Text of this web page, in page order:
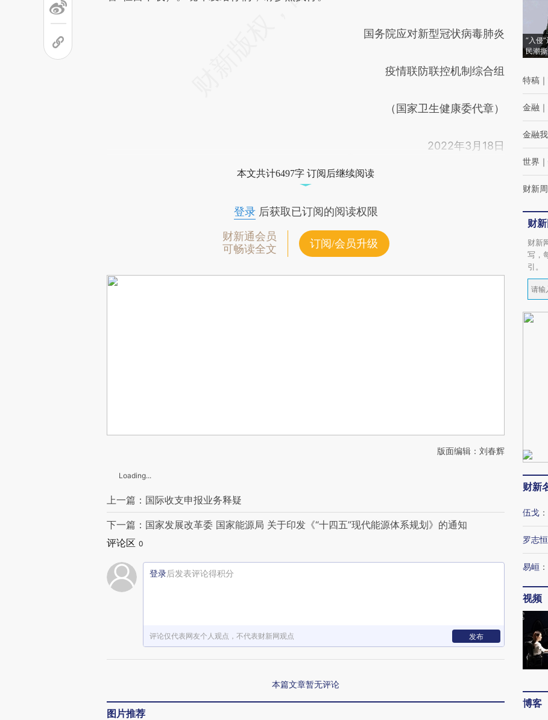
国务院应对新型冠状病毒肺炎
疫情联防联控机制综合组
（国家卫生健康委代章）
2022年3月18日
本文共计6497字 订阅后继续阅读
登录后获取已订阅的阅读权限
财新通会员
可畅读全文
订阅/会员升级
版面编辑：刘春辉
Loading...
上一篇：国际收支申报业务释疑
下一篇：国家发展改革委 国家能源局 关于印发《“十四五”现代能源体系规划》的通知
评论区 0
登录后发表评论得积分
评论仅代表网友个人观点，不代表财新网观点 发布
本篇文章暂无评论
图片推荐
“入侵
民潮
特稿 ｜
金融 ｜
金融
世界 ｜
财新
财
财新
写，
引。
财新
伍戈 ：
罗志恒
易峘 ：
视频
博客